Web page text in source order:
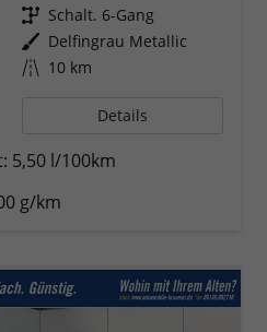
Getriebe Schalt. 6-Gang
Außenfarbe Delfingrau Metallic
Kilometerstand 10 km
Details
5,50 l/100km
g/km